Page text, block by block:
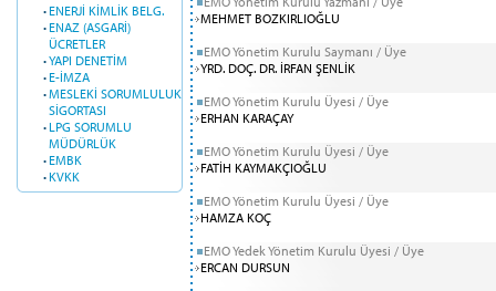
·ENERJİ KİMLİK BELG.
·ENAZ (ASGARİ)
ÜCRETLER
·YAPI DENETİM
·E-İMZA
·MESLEKİ SORUMLULUK
SİGORTASI
·LPG SORUMLU
MÜDÜRLÜK
·EMBK
·KVKK
MEHMET BOZKIRLIOĞLU
EMO Yönetim Kurulu Saymanı / Üye
YRD. DOÇ. DR. İRFAN ŞENLİK
EMO Yönetim Kurulu Üyesi / Üye
ERHAN KARAÇAY
EMO Yönetim Kurulu Üyesi / Üye
FATİH KAYMAKÇIOĞLU
EMO Yönetim Kurulu Üyesi / Üye
HAMZA KOÇ
EMO Yedek Yönetim Kurulu Üyesi / Üye
ERCAN DURSUN